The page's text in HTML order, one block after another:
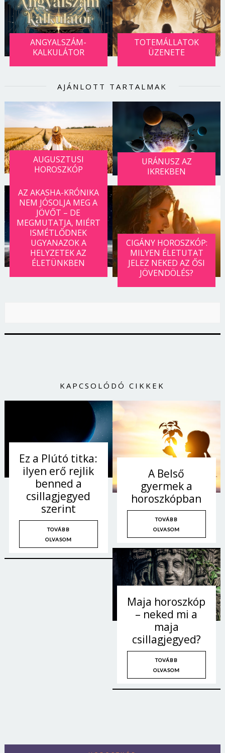
ANGYALSZÁM-
KALKULÁTOR
TOTEMÁLLATOK
ÜZENETE
AJÁNLOTT TARTALMAK
AUGUSZTUSI
HOROSZKÓP
URÁNUSZ AZ
IKREKBEN
AZ AKASHA-KRÓNIKA
NEM JÓSOLJA MEG A
JÖVŐT – DE
MEGMUTATJA, MIÉRT
ISMÉTLŐDNEK
UGYANAZOK A
HELYZETEK AZ
ÉLETÜNKBEN
CIGÁNY HOROSZKÓP:
MILYEN ÉLETUTAT
JELEZ NEKED AZ ŐSI
JÖVENDÖLÉS?
KAPCSOLÓDÓ CIKKEK
Ez a Plútó titka:
ilyen erő rejlik
benned a
csillagjegyed
szerint
TOVÁBB
OLVASOM
A Belső
gyermek a
horoszkópban
TOVÁBB
OLVASOM
Maja horoszkóp
– neked mi a
maja
csillagjegyed?
TOVÁBB
OLVASOM